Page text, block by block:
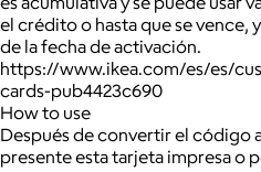
el crédito o hasta que se vence,
de la fecha de activación.
https://www.ikea.com/es/es/
cards-pub4423c690
How to use
Después de convertir el código
presente esta tarjeta impresa o